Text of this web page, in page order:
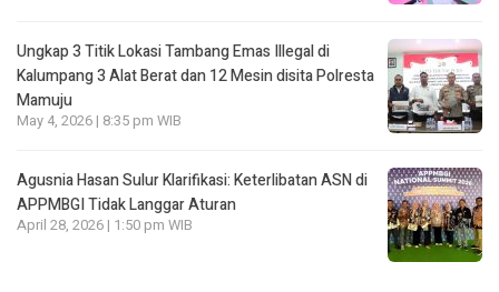
Ungkap 3 Titik Lokasi Tambang Emas Illegal di
Kalumpang 3 Alat Berat dan 12 Mesin disita Polresta
Mamuju
May 4, 2026 | 8:35 pm WIB
Agusnia Hasan Sulur Klarifikasi: Keterlibatan ASN di
APPMBGI Tidak Langgar Aturan
April 28, 2026 | 1:50 pm WIB